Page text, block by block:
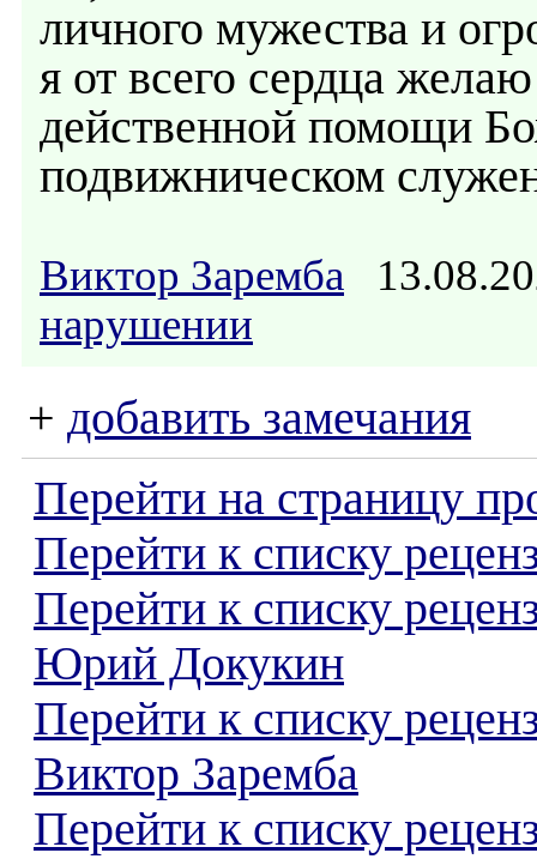
личного мужества и
я от всего сердца
действенной помощи
подвижническом
Виктор Заремба
нарушении
+ добавить замечания
Перейти на страницу
Перейти к списку
Перейти к списку
Юрий Докукин
Перейти к списку
Виктор Заремба
Перейти к списку